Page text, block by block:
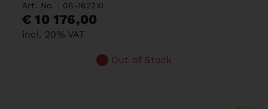
Art. No. : 06-1622XL
€ 10 176,00
incl. 20% VAT
Out of Stock